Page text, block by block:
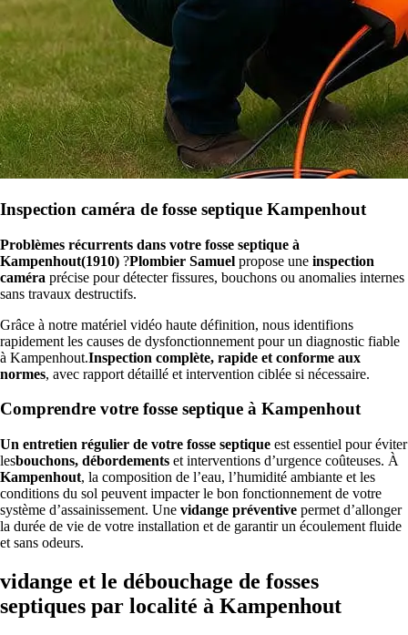
Inspection caméra de fosse septique Kampenhout
Problèmes récurrents dans votre fosse septique à
Kampenhout(1910) ?Plombier Samuel propose une inspection
caméra précise pour détecter fissures, bouchons ou anomalies internes
sans travaux destructifs.
Grâce à notre matériel vidéo haute définition, nous identifions
rapidement les causes de dysfonctionnement pour un diagnostic fiable
à Kampenhout.Inspection complète, rapide et conforme aux
normes, avec rapport détaillé et intervention ciblée si nécessaire.
Comprendre votre fosse septique à Kampenhout
Un entretien régulier de votre fosse septique est essentiel pour éviter
lesbouchons, débordements et interventions d’urgence coûteuses. À
Kampenhout, la composition de l’eau, l’humidité ambiante et les
conditions du sol peuvent impacter le bon fonctionnement de votre
système d’assainissement. Une vidange préventive permet d’allonger
la durée de vie de votre installation et de garantir un écoulement fluide
et sans odeurs.
vidange et le débouchage de fosses
septiques par localité à Kampenhout